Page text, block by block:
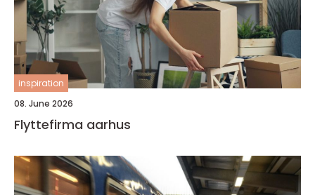
inspiration
08. June 2026
Flyttefirma aarhus